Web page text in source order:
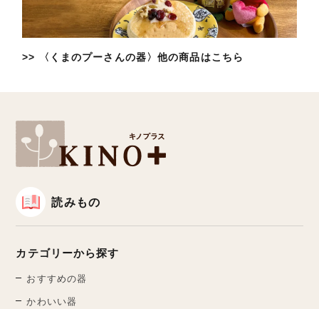
>> 〈くまのプーさんの器〉他の商品はこちら
読みもの
カテゴリーから探す
おすすめの器
かわいい器